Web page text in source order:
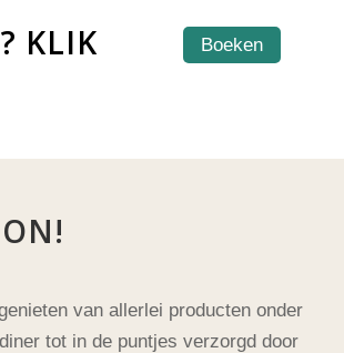
KLIK Boeken
van allerlei producten onder
tot in de puntjes verzorgd door